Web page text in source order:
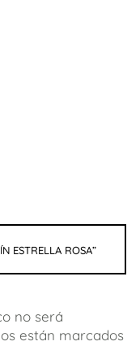
ESTRELLA ROSA”
no será
están marcados